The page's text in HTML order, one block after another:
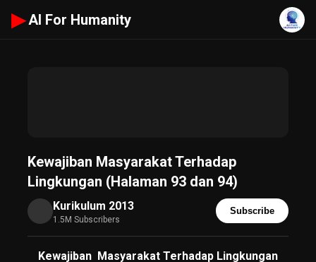
▶ AI For Humanity
Kewajiban Masyarakat Terhadap
Lingkungan (Halaman 93 dan 94)
Kurikulum 2013
1.5M Subscribers
Subscribe
Kewajiban Masyarakat Terhadap Lingkungan